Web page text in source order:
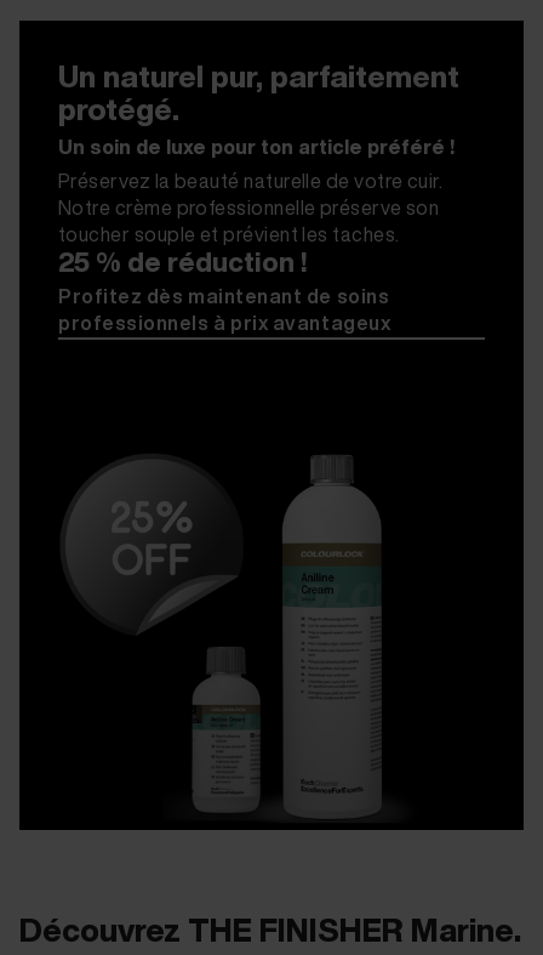
Un naturel pur, parfaitement
protégé.
Un soin de luxe pour ton article préféré !
Préservez la beauté naturelle de votre cuir.
Notre crème professionnelle préserve son
toucher souple et prévient les taches.
25 % de réduction !
Profitez dès maintenant de soins
professionnels à prix avantageux
Découvrez THE FINISHER Marine.